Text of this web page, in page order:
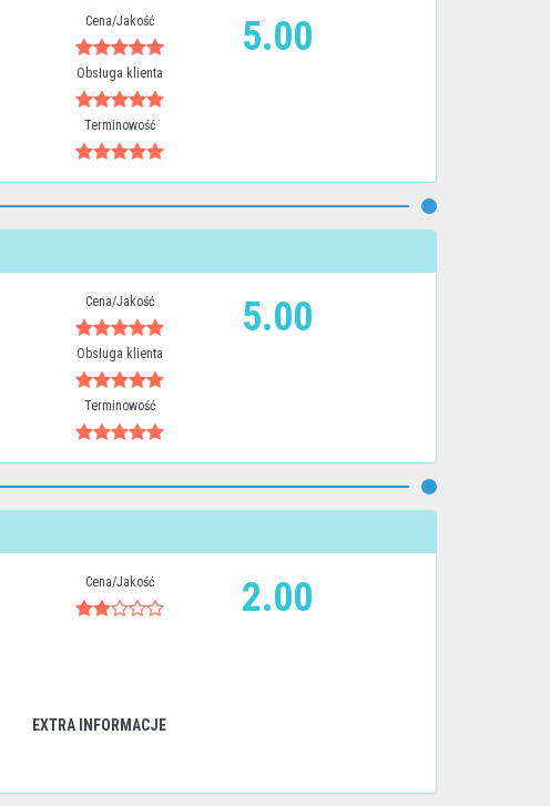
Cena/Jakość
Obsługa klienta
Terminowość
5.00
Cena/Jakość
Obsługa klienta
Terminowość
5.00
Cena/Jakość 2.00
EXTRA INFORMACJE